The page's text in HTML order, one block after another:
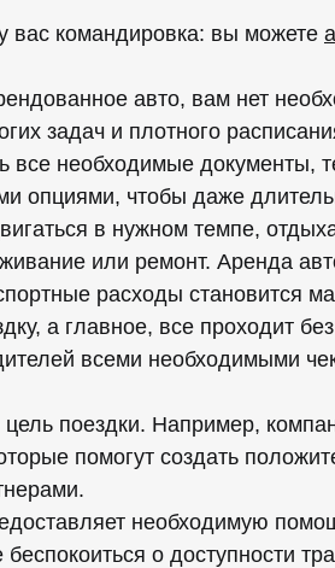
вас командировка: вы можете
авто, вам нет
задач и плотного
все необходимые
опциями, чтобы даже
в нужном темпе,
или ремонт. Аренда
расходы становится
а главное, все проходит
всеми необходимыми
поездки. Например,
помогут создать
необходимую
о доступности